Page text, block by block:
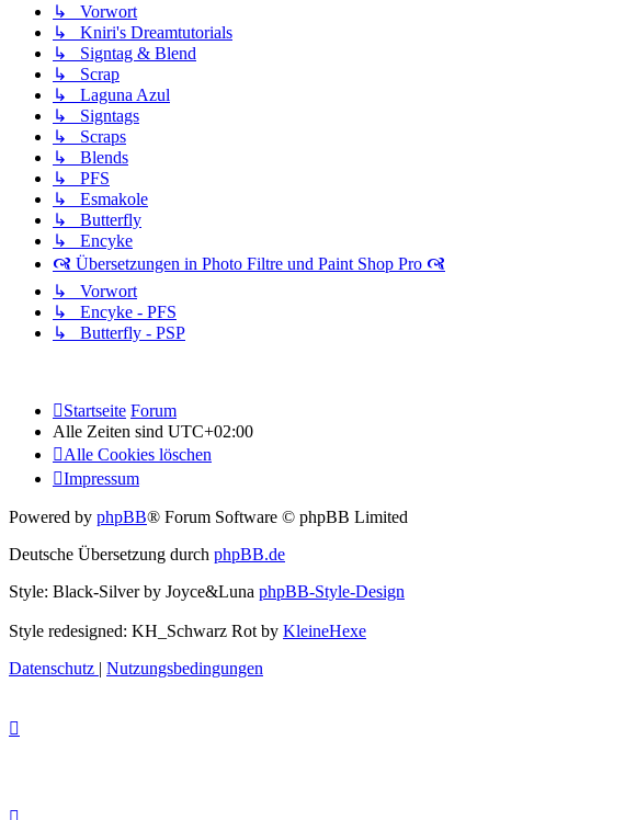
↳ Vorwort
↳ Kniri's Dreamtutorials
↳ Signtag & Blend
↳ Scrap
↳ Laguna Azul
↳ Signtags
↳ Scraps
↳ Blends
↳ PFS
↳ Esmakole
↳ Butterfly
↳ Encyke
🙧 Übersetzungen in Photo Filtre und Paint Shop Pro 🙧
↳ Vorwort
↳ Encyke - PFS
↳ Butterfly - PSP
Startseite Forum
Alle Zeiten sind UTC+02:00
Alle Cookies löschen
Impressum
Powered by phpBB® Forum Software © phpBB Limited
Deutsche Übersetzung durch phpBB.de
Style: Black-Silver by Joyce&Luna phpBB-Style-Design
Style redesigned: KH_Schwarz Rot by KleineHexe
Datenschutz | Nutzungsbedingungen